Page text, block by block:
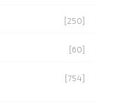
[250]
[60]
[754]